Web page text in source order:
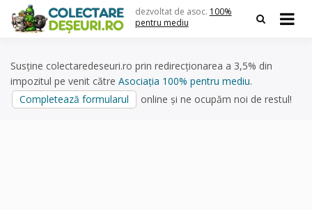
content
dezvoltat de asoc. 100%
pentru mediu
Susține colectaredeseuri.ro prin redirecționarea a 3,5% din
impozitul pe venit către Asociația 100% pentru mediu.
Completează formularul
online și ne ocupăm noi de restul!